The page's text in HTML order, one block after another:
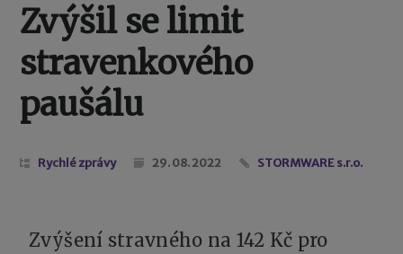
Zvýšil se limit
stravenkového
paušálu
Rychlé zprávy 29. 08. 2022 STORMWARE s.r.o.
Zvýšení stravného na 142 Kč pro